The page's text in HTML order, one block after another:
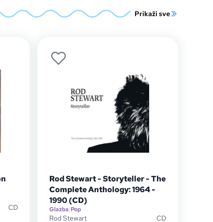
Prikaži sve
CD
Rod Stewart - Storyteller - The
Complete Anthology: 1964 -
1990 (CD)
Glazba|Pop
Rod Stewart
CD